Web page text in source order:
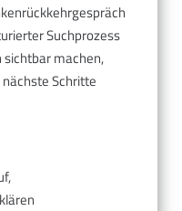
Suchprozess
sichtbar machen,
Schritte